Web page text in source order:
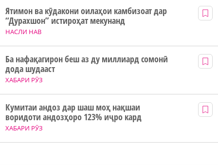
НАСЛИ НАВ
Ятимон ва кӯдакони оилаҳои камбизоат дар
“Дурахшон” истироҳат мекунанд
ХАБАРИ РӮЗ
Ба нафақагирон беш аз ду миллиард сомонӣ
дода шудааст
ХАБАРИ РӮЗ
Кумитаи андоз дар шаш моҳ нақшаи
воридоти андозҳоро 123% иҷро кард